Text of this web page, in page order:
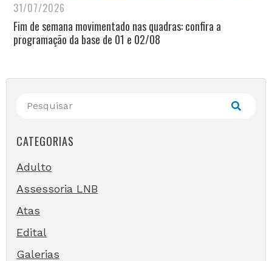
31/07/2026
Fim de semana movimentado nas quadras: confira a
programação da base de 01 e 02/08
CATEGORIAS
Adulto
Assessoria LNB
Atas
Edital
Galerias